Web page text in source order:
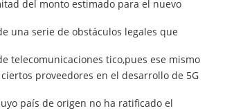
del monto estimado para el nuevo
una serie de obstáculos legales que
telecomunicaciones tico,pues ese mismo
proveedores en el desarrollo de 5G
país de origen no ha ratificado el